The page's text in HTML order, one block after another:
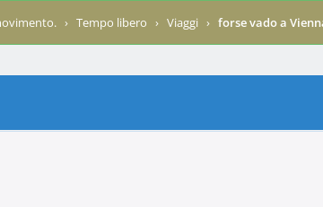
› Tempo libero › Viaggi › forse vado a